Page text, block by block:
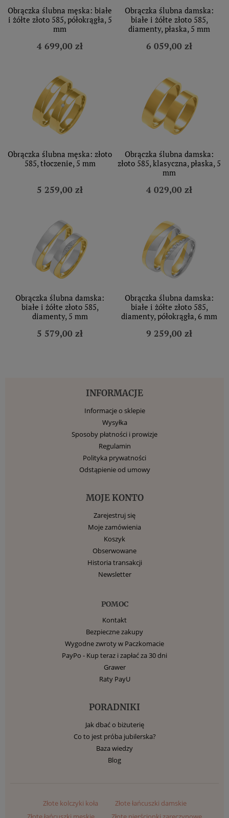
Obrączka ślubna męska: białe
i żółte złoto 585, półokrągła, 5
mm
4 699,00 zł
Obrączka ślubna damska:
białe i żółte złoto 585,
diamenty, płaska, 5 mm
6 059,00 zł
Obrączka ślubna męska: złoto
585, tłoczenie, 5 mm
5 259,00 zł
Obrączka ślubna damska:
złoto 585, klasyczna, płaska, 5
mm
4 029,00 zł
Obrączka ślubna damska:
białe i żółte złoto 585,
diamenty, 5 mm
5 579,00 zł
Obrączka ślubna damska:
białe i żółte złoto 585,
diamenty, półokrągła, 6 mm
9 259,00 zł
INFORMACJE
Informacje o sklepie
Wysyłka
Sposoby płatności i prowizje
Regulamin
Polityka prywatności
Odstąpienie od umowy
MOJE KONTO
Zarejestruj się
Moje zamówienia
Koszyk
Obserwowane
Historia transakcji
Newsletter
POMOC
Kontakt
Bezpieczne zakupy
Wygodne zwroty w Paczkomacie
PayPo - Kup teraz i zapłać za 30 dni
Grawer
Raty PayU
PORADNIKI
Jak dbać o biżuterię
Co to jest próba jubilerska?
Baza wiedzy
Blog
Złote kolczyki koła
Złote łańcuszki damskie